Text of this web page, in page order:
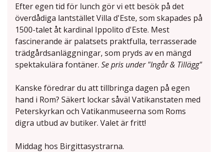
Efter egen tid för lunch gör vi ett besök på det
överdådiga lantstället Villa d'Este, som skapades på
1500-talet åt kardinal Ippolito d'Este. Mest
fascinerande är palatsets praktfulla, terrasserade
trädgårdsanläggningar, som pryds av en mängd
spektakulära fontäner. Se pris under "Ingår & Tillägg"
Kanske föredrar du att tillbringa dagen på egen
hand i Rom? Säkert lockar såväl Vatikanstaten med
Peterskyrkan och Vatikanmuseerna som Roms
digra utbud av butiker. Valet är fritt!
Middag hos Birgittasystrarna.